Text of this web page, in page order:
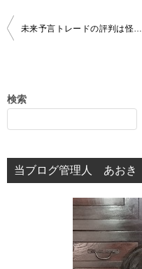
投
ビ
シ
ョ
未来予言トレードの評判は怪しい？FX投資の実態と口コミを徹底検証！特商法なしの危険性とは
検索
当ブログ管理人 あおき